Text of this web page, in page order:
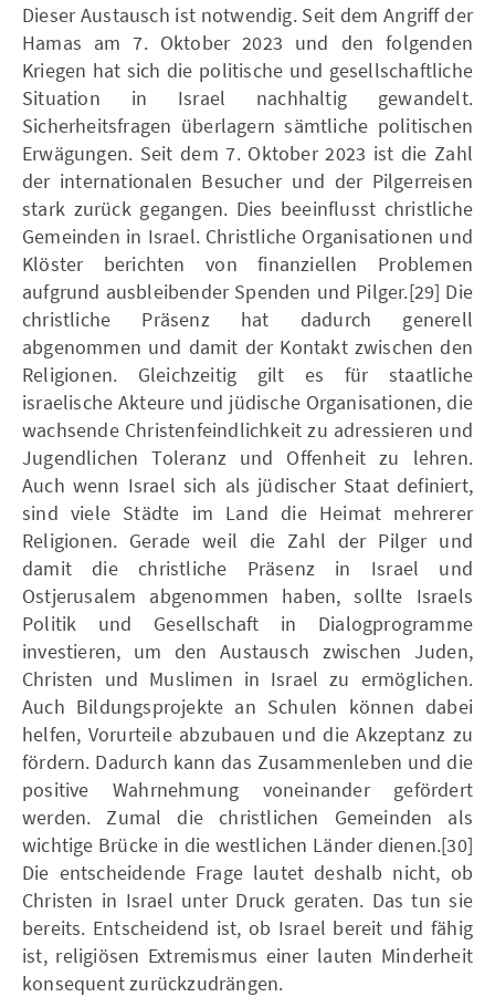
Dieser Austausch ist notwendig. Seit dem Angriff der
Hamas am 7. Oktober 2023 und den folgenden
Kriegen hat sich die politische und gesellschaftliche
Situation in Israel nachhaltig gewandelt.
Sicherheitsfragen überlagern sämtliche politischen
Erwägungen. Seit dem 7. Oktober 2023 ist die Zahl
der internationalen Besucher und der Pilgerreisen
stark zurück gegangen. Dies beeinflusst christliche
Gemeinden in Israel. Christliche Organisationen und
Klöster berichten von finanziellen Problemen
aufgrund ausbleibender Spenden und Pilger.[29] Die
christliche Präsenz hat dadurch generell
abgenommen und damit der Kontakt zwischen den
Religionen. Gleichzeitig gilt es für staatliche
israelische Akteure und jüdische Organisationen, die
wachsende Christenfeindlichkeit zu adressieren und
Jugendlichen Toleranz und Offenheit zu lehren.
Auch wenn Israel sich als jüdischer Staat definiert,
sind viele Städte im Land die Heimat mehrerer
Religionen. Gerade weil die Zahl der Pilger und
damit die christliche Präsenz in Israel und
Ostjerusalem abgenommen haben, sollte Israels
Politik und Gesellschaft in Dialogprogramme
investieren, um den Austausch zwischen Juden,
Christen und Muslimen in Israel zu ermöglichen.
Auch Bildungsprojekte an Schulen können dabei
helfen, Vorurteile abzubauen und die Akzeptanz zu
fördern. Dadurch kann das Zusammenleben und die
positive Wahrnehmung voneinander gefördert
werden. Zumal die christlichen Gemeinden als
wichtige Brücke in die westlichen Länder dienen.[30]
Die entscheidende Frage lautet deshalb nicht, ob
Christen in Israel unter Druck geraten. Das tun sie
bereits. Entscheidend ist, ob Israel bereit und fähig
ist, religiösen Extremismus einer lauten Minderheit
konsequent zurückzudrängen.